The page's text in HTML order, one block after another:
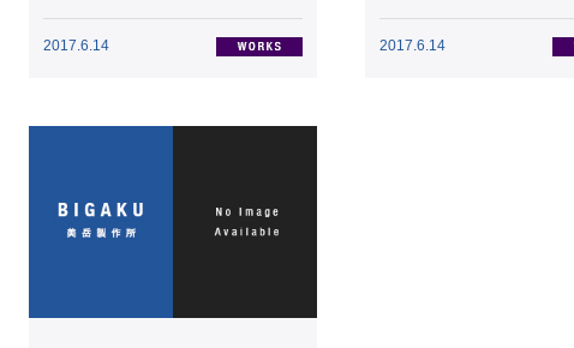
2017.6.14 2017.6.14